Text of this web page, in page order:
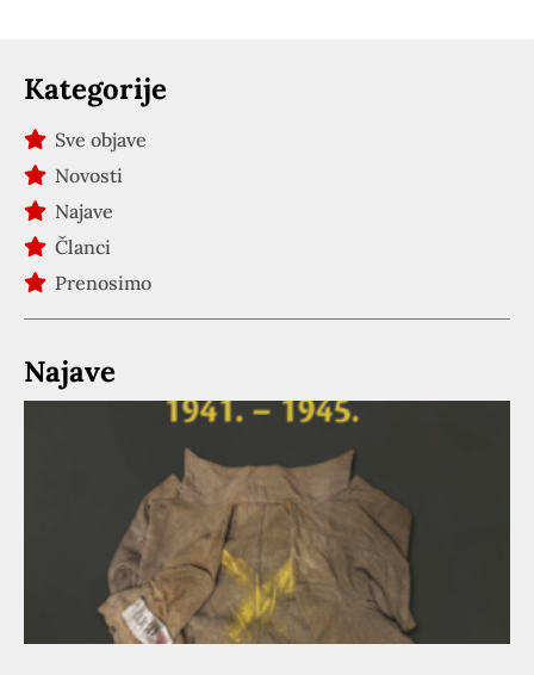
Kategorije
Sve objave
Novosti
Najave
Članci
Prenosimo
Najave